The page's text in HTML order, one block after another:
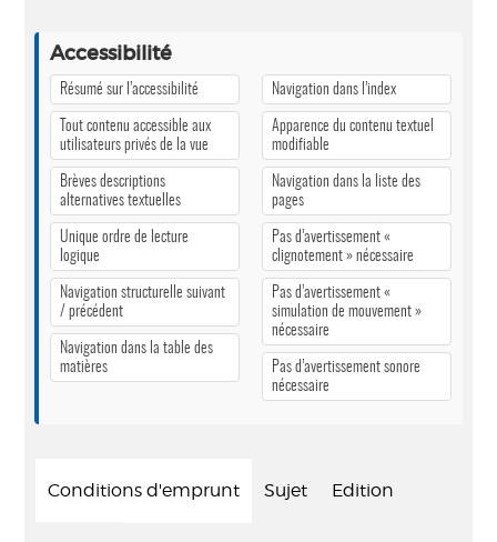
Accessibilité
Résumé sur l’accessibilité
Tout contenu accessible aux
utilisateurs privés de la vue
Brèves descriptions
alternatives textuelles
Unique ordre de lecture
logique
Navigation structurelle suivant
/ précédent
Navigation dans la table des
matières
Navigation dans l’index
Apparence du contenu textuel
modifiable
Navigation dans la liste des
pages
Pas d’avertissement «
clignotement » nécessaire
Pas d’avertissement «
simulation de mouvement »
nécessaire
Pas d’avertissement sonore
nécessaire
Conditions d'emprunt Sujet Edition